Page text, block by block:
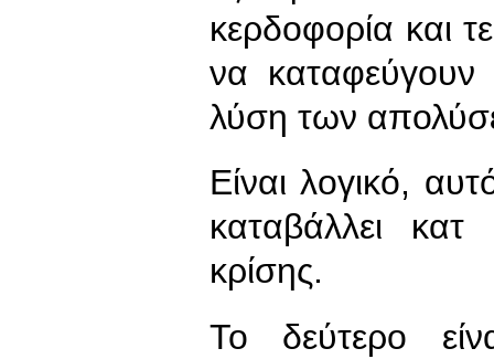
κερδοφορία και
να καταφεύγουν
λύση των
Είναι λογικό,
καταβάλλει
κρίσης.
Το δεύτερο